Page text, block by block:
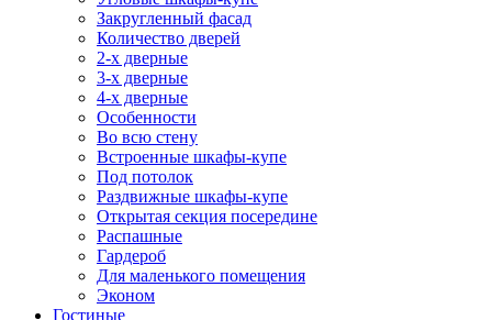
Закругленный фасад
Количество дверей
2-х дверные
3-х дверные
4-х дверные
Особенности
Во всю стену
Встроенные шкафы-купе
Под потолок
Раздвижные шкафы-купе
Открытая секция посередине
Распашные
Гардероб
Для маленького помещения
Эконом
Гостиные